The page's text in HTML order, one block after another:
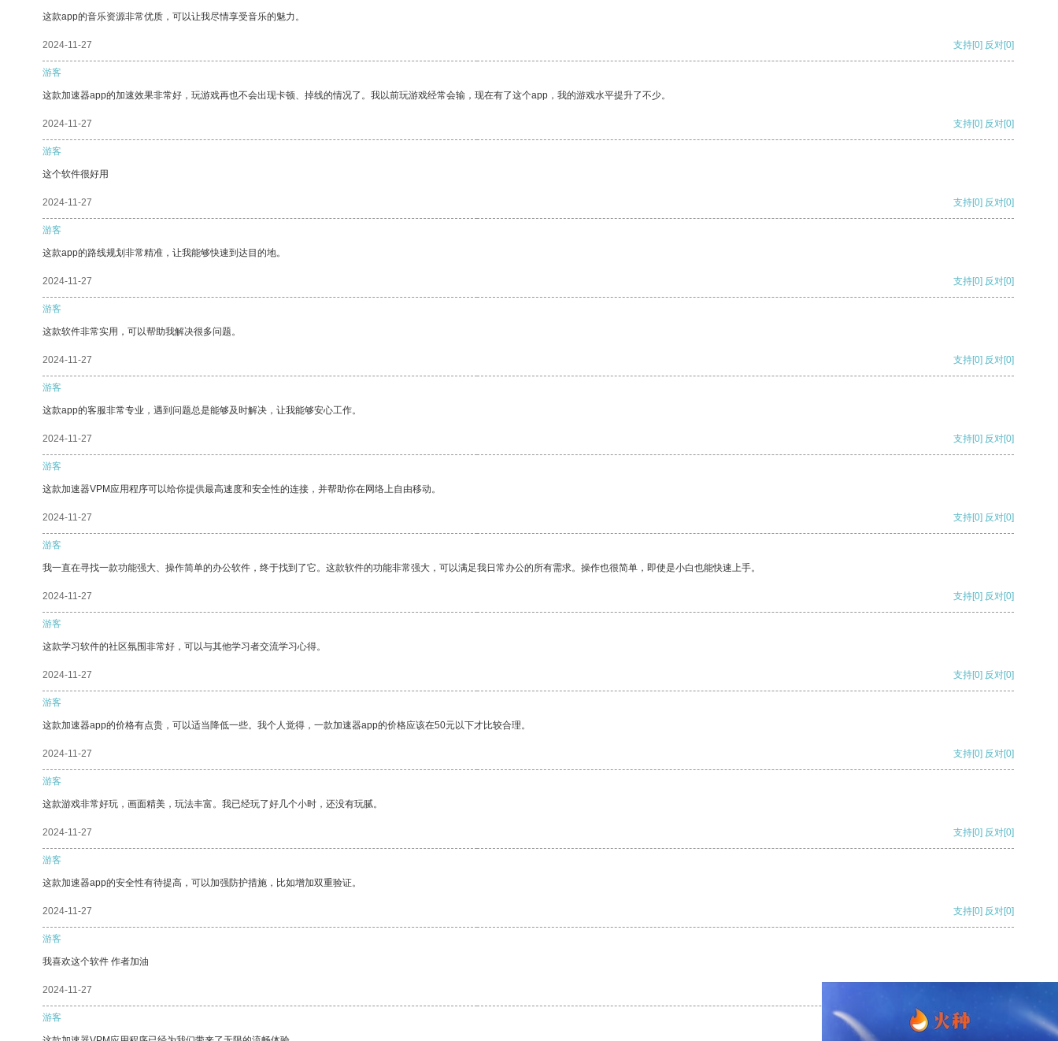
这款app的音乐资源非常优质，可以让我尽情享受音乐的魅力。
2024-11-27 支持[0] 反对[0]
游客
这款加速器app的加速效果非常好，玩游戏再也不会出现卡顿、掉线的情况了。我以前玩游戏经常会输，现在有了这个app，我的游戏水平提升了不少。
2024-11-27 支持[0] 反对[0]
游客
这个软件很好用
2024-11-27 支持[0] 反对[0]
游客
这款app的路线规划非常精准，让我能够快速到达目的地。
2024-11-27 支持[0] 反对[0]
游客
这款软件非常实用，可以帮助我解决很多问题。
2024-11-27 支持[0] 反对[0]
游客
这款app的客服非常专业，遇到问题总是能够及时解决，让我能够安心工作。
2024-11-27 支持[0] 反对[0]
游客
这款加速器VPM应用程序可以给你提供最高速度和安全性的连接，并帮助你在网络上自由移动。
2024-11-27 支持[0] 反对[0]
游客
我一直在寻找一款功能强大、操作简单的办公软件，终于找到了它。这款软件的功能非常强大，可以满足我日常办公的所有需求。操作也很简单，即使是小白也能快速上手。
2024-11-27 支持[0] 反对[0]
游客
这款学习软件的社区氛围非常好，可以与其他学习者交流学习心得。
2024-11-27 支持[0] 反对[0]
游客
这款加速器app的价格有点贵，可以适当降低一些。我个人觉得，一款加速器app的价格应该在50元以下才比较合理。
2024-11-27 支持[0] 反对[0]
游客
这款游戏非常好玩，画面精美，玩法丰富。我已经玩了好几个小时，还没有玩腻。
2024-11-27 支持[0] 反对[0]
游客
这款加速器app的安全性有待提高，可以加强防护措施，比如增加双重验证。
2024-11-27 支持[0] 反对[0]
游客
我喜欢这个软件 作者加油
2024-11-27
游客